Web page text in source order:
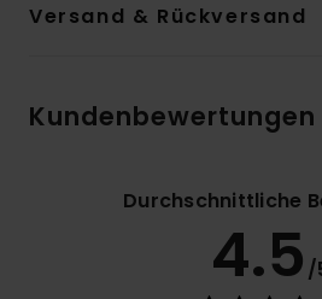
Versand & Rückversand
Kundenbewertungen
Durchschnittliche
4.5 /